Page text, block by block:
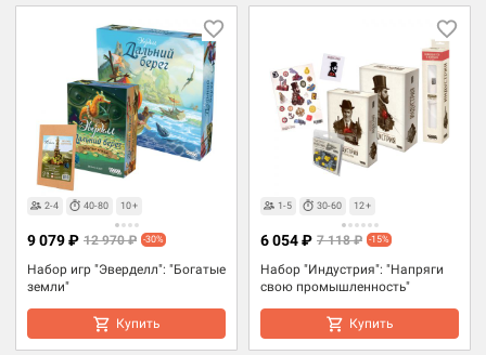
2-4 40-80 10+
Набор игр "Эверделл": "Богатые
земли"
9 079 ₽ 12 970 ₽ -30%
Купить
1-5 30-60 12+
Набор "Индустрия": "Напряги
свою промышленность"
6 054 ₽ 7 118 ₽ -15%
Купить